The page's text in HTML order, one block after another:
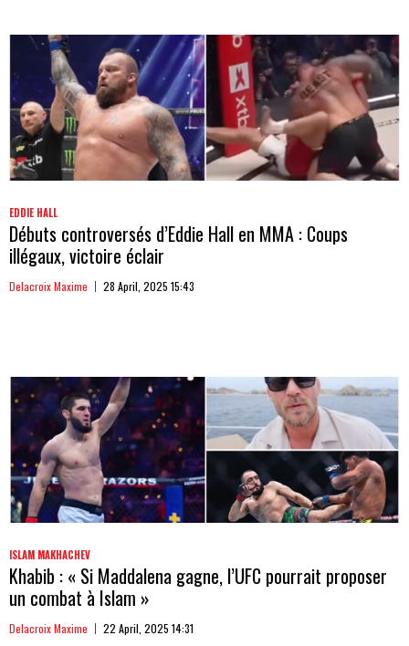
EDDIE HALL
Débuts controversés d’Eddie Hall en MMA : Coups
illégaux, victoire éclair
Delacroix Maxime 28 April, 2025 15:43
ISLAM MAKHACHEV
Khabib : « Si Maddalena gagne, l’UFC pourrait proposer
un combat à Islam »
Delacroix Maxime 22 April, 2025 14:31